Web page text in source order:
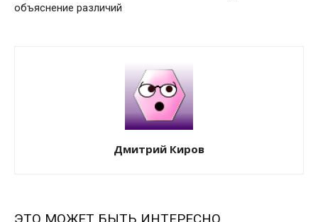
объяснение различий
Дмитрий Киров